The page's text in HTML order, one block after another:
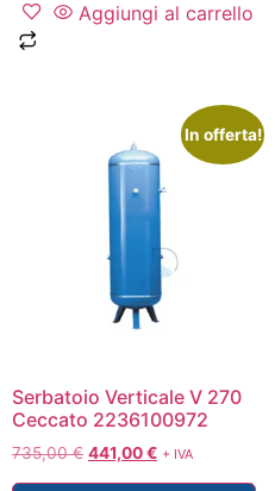
Aggiungi al carrello
In offerta!
Serbatoio Verticale V 270
Ceccato 2236100972
735,00€ 441,00€ + IVA